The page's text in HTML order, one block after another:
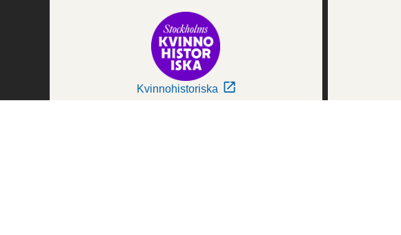
Kvinnohistoriska